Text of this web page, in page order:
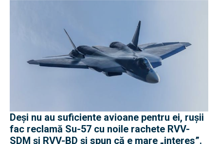
Deși nu au suficiente avioane pentru ei, rușii
fac reclamă Su-57 cu noile rachete RVV-
SDM și RVV-BD și spun că e mare „interes”.